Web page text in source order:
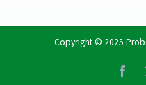
Copyright © 2025